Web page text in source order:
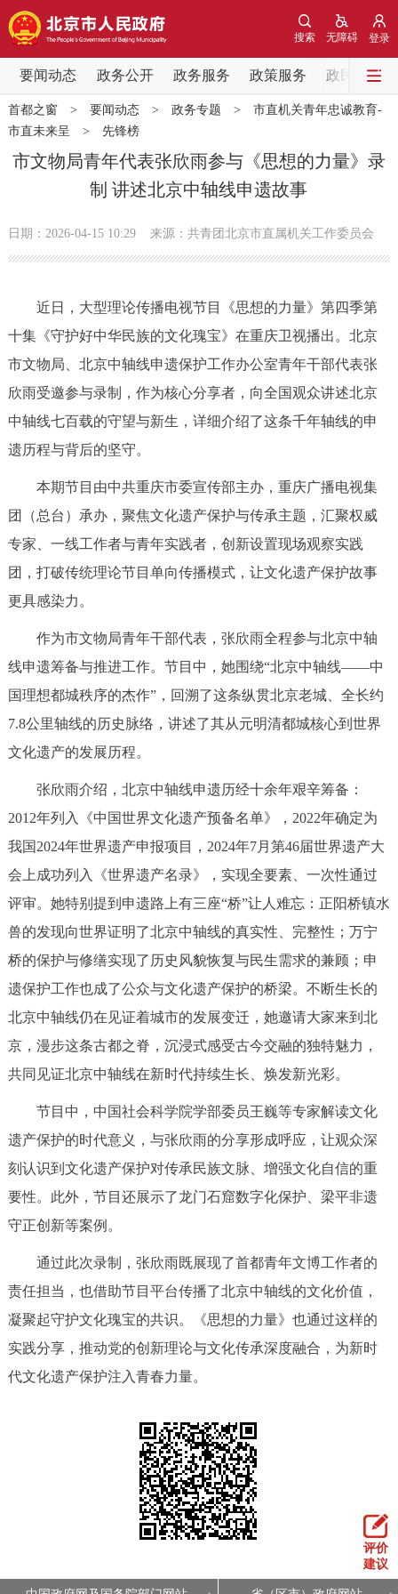
登录
无障碍
搜索
要闻动态 政务公开 政务服务 政策服务 政民互动
要闻动态
党中央精神 国务院信息 中央部委动态
北京要闻 会议信息 部门动态
市领导 机构职能 政策服务
政策兑现 政策解读 回应关切
决策公开 专题公开
个人服务 法人服务 部门服务
便民服务 利企服务 投资项目
政民互动
12345网上接诉即办
参与调查
北京概况 十六区概览 人文北京
绿色北京 图说北京 视频北京
ENGLISH 한국어 日本語
DEUTSCH FRANÇAIS РУССКИЙ ЯЗЫК
ITALIANO
首都之窗> 要闻动态> 政务专题 > 市直机关青年忠诚教育-
市直未来呈 > 先锋榜
市文物局青年代表张欣雨参与《思想的力量》录
制 讲述北京中轴线申遗故事
日期：2026-04-15 10:29 来源：共青团北京市直属机关工作委员会
近日，大型理论传播电视节目《思想的力量》第四季第
十集《守护好中华民族的文化瑰宝》在重庆卫视播出。北京
市文物局、北京中轴线申遗保护工作办公室青年干部代表张
欣雨受邀参与录制，作为核心分享者，向全国观众讲述北京
中轴线七百载的守望与新生，详细介绍了这条千年轴线的申
遗历程与背后的坚守。
本期节目由中共重庆市委宣传部主办，重庆广播电视集
团（总台）承办，聚焦文化遗产保护与传承主题，汇聚权威
专家、一线工作者与青年实践者，创新设置现场观察实践
团，打破传统理论节目单向传播模式，让文化遗产保护故事
更具感染力。
作为市文物局青年干部代表，张欣雨全程参与北京中轴
线申遗筹备与推进工作。节目中，她围绕“北京中轴线——中
国理想都城秩序的杰作”，回溯了这条纵贯北京老城、全长约
7.8公里轴线的历史脉络，讲述了其从元明清都城核心到世界
文化遗产的发展历程。
张欣雨介绍，北京中轴线申遗历经十余年艰辛筹备：
2012年列入《中国世界文化遗产预备名单》，2022年确定为
我国2024年世界遗产申报项目，2024年7月第46届世界遗产大
会上成功列入《世界遗产名录》，实现全要素、一次性通过
评审。她特别提到申遗路上有三座“桥”让人难忘：正阳桥镇水
兽的发现向世界证明了北京中轴线的真实性、完整性；万宁
桥的保护与修缮实现了历史风貌恢复与民生需求的兼顾；申
遗保护工作也成了公众与文化遗产保护的桥梁。不断生长的
北京中轴线仍在见证着城市的发展变迁，她邀请大家来到北
京，漫步这条古都之脊，沉浸式感受古今交融的独特魅力，
共同见证北京中轴线在新时代持续生长、焕发新光彩。
节目中，中国社会科学院学部委员王巍等专家解读文化
遗产保护的时代意义，与张欣雨的分享形成呼应，让观众深
刻认识到文化遗产保护对传承民族文脉、增强文化自信的重
要性。此外，节目还展示了龙门石窟数字化保护、梁平非遗
守正创新等案例。
通过此次录制，张欣雨既展现了首都青年文博工作者的
责任担当，也借助节目平台传播了北京中轴线的文化价值，
凝聚起守护文化瑰宝的共识。《思想的力量》也通过这样的
实践分享，推动党的创新理论与文化传承深度融合，为新时
代文化遗产保护注入青春力量。
评价
建议